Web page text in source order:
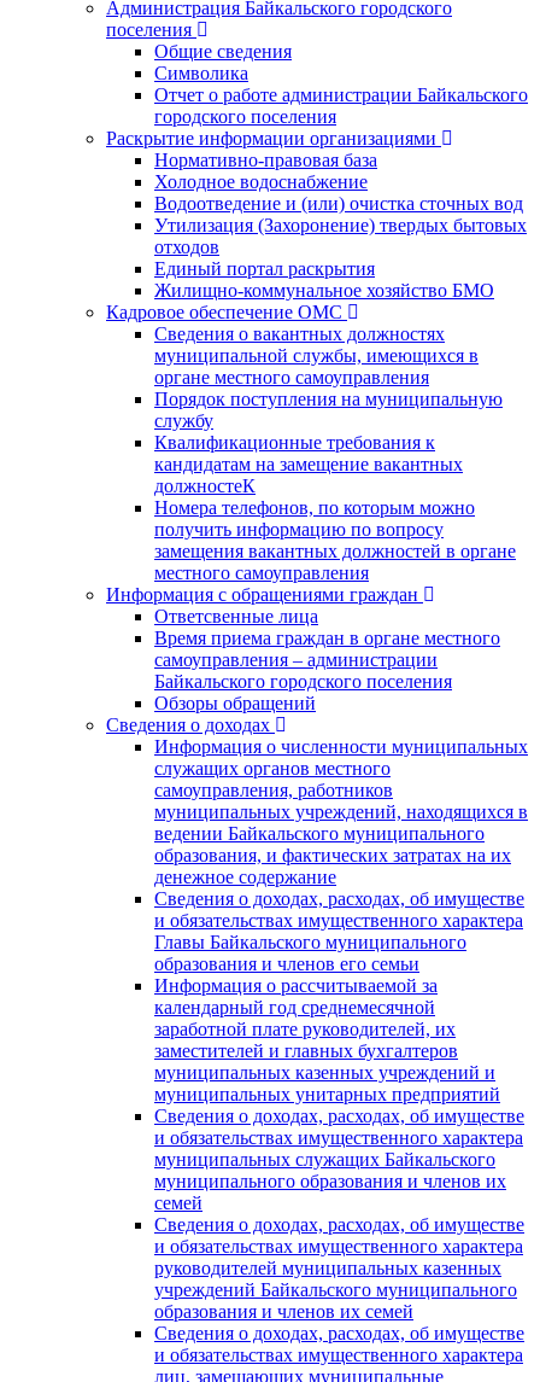
Администрация Байкальского городского
поселения
Общие сведения
Символика
Отчет о работе администрации Байкальского
городского поселения
Раскрытие информации организациями
Нормативно-правовая база
Холодное водоснабжение
Водоотведение и (или) очистка сточных вод
Утилизация (Захоронение) твердых бытовых
отходов
Единый портал раскрытия
Жилищно-коммунальное хозяйство БМО
Кадровое обеспечение ОМС
Сведения о вакантных должностях
муниципальной службы, имеющихся в
органе местного самоуправления
Порядок поступления на муниципальную
службу
Квалификационные требования к
кандидатам на замещение вакантных
должностеК
Номера телефонов, по которым можно
получить информацию по вопросу
замещения вакантных должностей в органе
местного самоуправления
Информация с обращениями граждан
Ответсвенные лица
Время приема граждан в органе местного
самоуправления – администрации
Байкальского городского поселения
Обзоры обращений
Сведения о доходах
Информация о численности муниципальных
служащих органов местного
самоуправления, работников
муниципальных учреждений, находящихся в
ведении Байкальского муниципального
образования, и фактических затратах на их
денежное содержание
Сведения о доходах, расходах, об имуществе
и обязательствах имущественного характера
Главы Байкальского муниципального
образования и членов его семьи
Информация о рассчитываемой за
календарный год среднемесячной
заработной плате руководителей, их
заместителей и главных бухгалтеров
муниципальных казенных учреждений и
муниципальных унитарных предприятий
Сведения о доходах, расходах, об имуществе
и обязательствах имущественного характера
муниципальных служащих Байкальского
муниципального образования и членов их
семей
Сведения о доходах, расходах, об имуществе
и обязательствах имущественного характера
руководителей муниципальных казенных
учреждений Байкальского муниципального
образования и членов их семей
Сведения о доходах, расходах, об имуществе
и обязательствах имущественного характера
лиц, замещающих муниципальные